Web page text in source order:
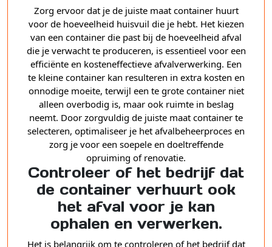
Zorg ervoor dat je de juiste maat container huurt
voor de hoeveelheid huisvuil die je hebt. Het kiezen
van een container die past bij de hoeveelheid afval
die je verwacht te produceren, is essentieel voor een
efficiënte en kosteneffectieve afvalverwerking. Een
te kleine container kan resulteren in extra kosten en
onnodige moeite, terwijl een te grote container niet
alleen overbodig is, maar ook ruimte in beslag
neemt. Door zorgvuldig de juiste maat container te
selecteren, optimaliseer je het afvalbeheerproces en
zorg je voor een soepele en doeltreffende
opruiming of renovatie.
Controleer of het bedrijf dat
de container verhuurt ook
het afval voor je kan
ophalen en verwerken.
Het is belangrijk om te controleren of het bedrijf dat